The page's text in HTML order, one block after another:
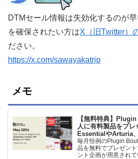
DTMセール情報は失効化するのが
を確保されたい方はX（旧Twitter）
ださい。
https://x.com/sawayakatrip
メモ
【無料特典】
人に有料製品をプ
EssentialやArturia、
毎月恒例のPlugin
品を無料でプレゼン
ント企画が用意され